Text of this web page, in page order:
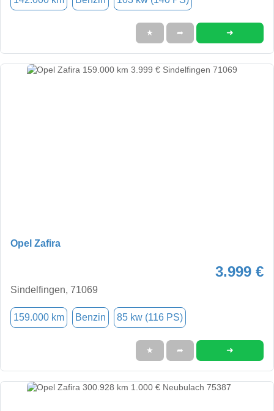
★ ➦ ➜
Opel Zafira
3.999 €
Sindelfingen, 71069
159.000 km Benzin 85 kw (116 PS)
★ ➦ ➜